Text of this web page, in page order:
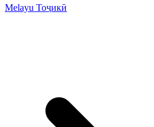
Melayu Тоҷикӣ